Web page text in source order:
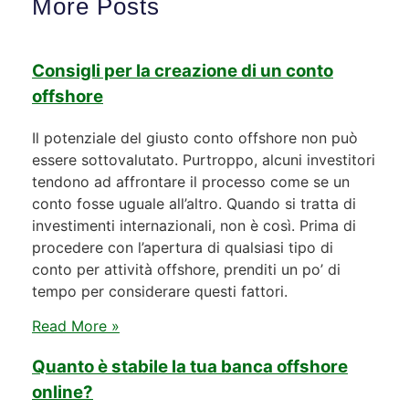
More Posts
Consigli per la creazione di un conto
offshore
Il potenziale del giusto conto offshore non può
essere sottovalutato. Purtroppo, alcuni investitori
tendono ad affrontare il processo come se un
conto fosse uguale all’altro. Quando si tratta di
investimenti internazionali, non è così. Prima di
procedere con l’apertura di qualsiasi tipo di
conto per attività offshore, prenditi un po’ di
tempo per considerare questi fattori.
Read More »
Quanto è stabile la tua banca offshore
online?